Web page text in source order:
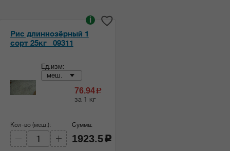
Рис длиннозёрный 1
сорт 25кг _09311
i
Ед.изм:
меш.
76.94c
за 1 кг
Кол-во (меш.): Сумма:
1923.5c